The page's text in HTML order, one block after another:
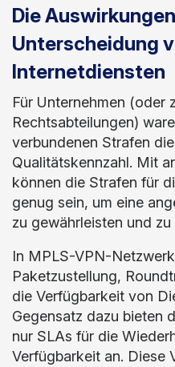
Die
Unterscheidung
Internetdiensten
Für Unternehmen (oder
Rechtsabteilungen)
verbundenen Strafen
Qualitätskennzahl. Mit
können die Strafen für
genug sein, um eine
zu gewährleisten und zu
In MPLS-VPN-
Paketzustellung,
die Verfügbarkeit von
Gegensatz dazu bieten
nur SLAs für die
Verfügbarkeit an. Diese